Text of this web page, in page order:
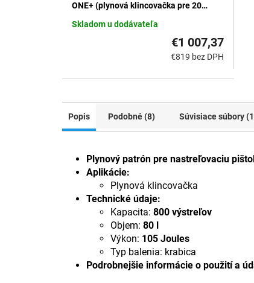
ONE+ (plynová klincovačka pre 20
Skladom u dodávateľa
€819 bez DPH
€1 007,37
Popis Podobné (8) Súvisiace súbory
Plynový patrón pre nastreľovaciu pištoľ
Aplikácie:
Plynová klincovačka
Technické údaje:
Kapacita: 800 výstreľov
Objem: 80 l
Výkon: 105 Joules
Typ balenia: krabica
Podrobnejšie informácie o použití a